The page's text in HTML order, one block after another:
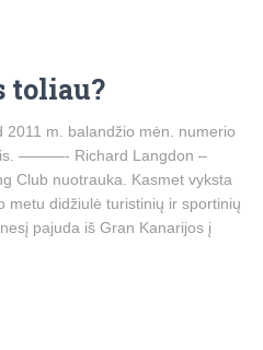
toliau?
2011 m. balandžio mėn. numerio
———- Richard Langdon –
Club nuotrauka. Kasmet vyksta
metu didžiulė turistinių ir sportinių
pajuda iš Gran Kanarijos į